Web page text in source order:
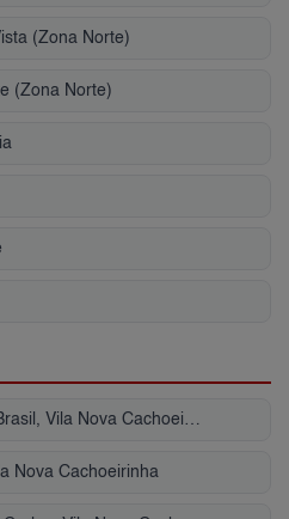
(Zona Norte)
(Zona Norte)
Nova Cachoeirinha